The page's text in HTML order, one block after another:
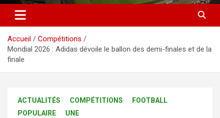
Accueil
Compétitions
Mondial 2026 : Adidas dévoile le ballon des demi-finales et de la
finale
ACTUALITÉS COMPÉTITIONS
FOOTBALL
POPULAIRE
UNE